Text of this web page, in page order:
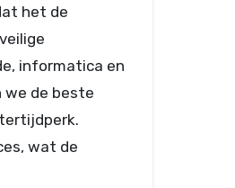
het de
informatica en
we de beste
wat de